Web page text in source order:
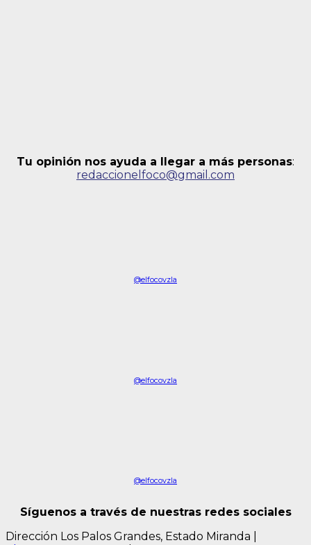
Tu opinión nos ayuda a llegar a más personas:
redaccionelfoco@gmail.com
@elfocovzla
@elfocovzla
@elfocovzla
Síguenos a través de nuestras redes sociales
Dirección Los Palos Grandes, Estado Miranda